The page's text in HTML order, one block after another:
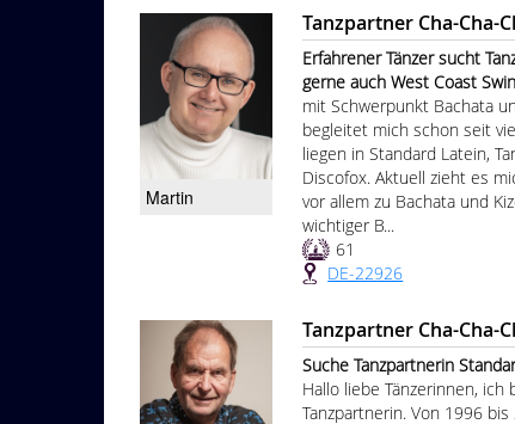
Martin
Tanzpartner Cha-Cha-
Erfahrener Tänzer sucht
gerne auch West Coast
mit Schwerpunkt Bachata
begleitet mich schon seit
liegen in Standard Latein,
Discofox. Aktuell zieht es
vor allem zu Bachata und
wichtiger B...
61
DE-22926
Tanzpartner Cha-Cha-
Suche Tanzpartnerin
Hallo liebe Tänzerinnen,
Tanzpartnerin. Von 1996